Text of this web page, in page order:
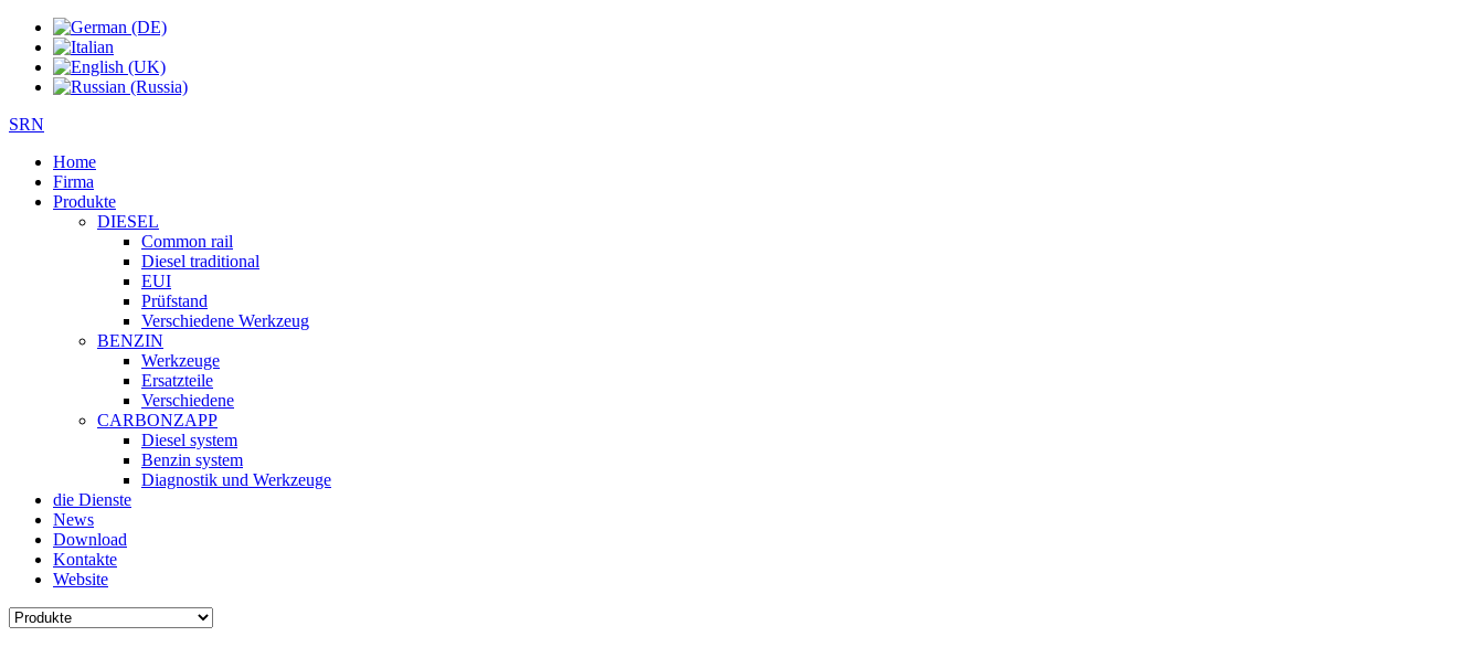
SRN
Home
Firma
Produkte
DIESEL
Common rail
Diesel traditional
EUI
Prüfstand
Verschiedene Werkzeug
BENZIN
Werkzeuge
Ersatzteile
Verschiedene
CARBONZAPP
Diesel system
Benzin system
Diagnostik und Werkzeuge
die Dienste
News
Download
Kontakte
Website